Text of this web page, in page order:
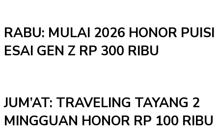
RABU: MULAI 2026 HONOR PUISI
ESAI GEN Z RP 300 RIBU
JUM’AT: TRAVELING TAYANG 2
MINGGUAN HONOR RP 100 RIBU